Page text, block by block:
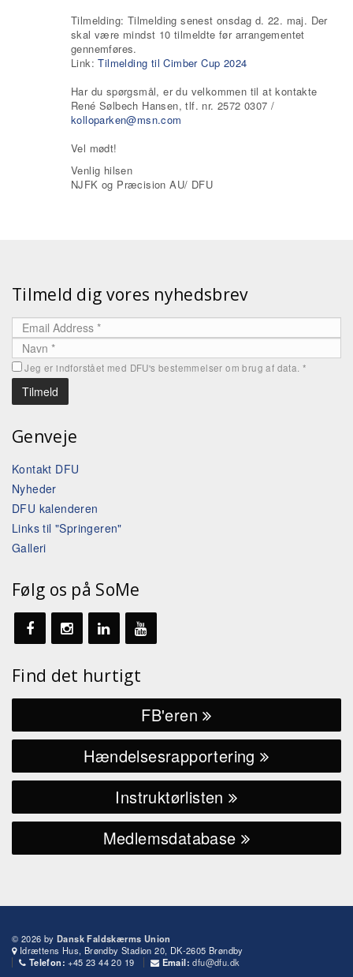
Tilmelding: Tilmelding senest onsdag d. 22. maj. Der
skal være mindst 10 tilmeldte før arrangementet
gennemføres.
Link:Tilmelding til Cimber Cup 2024
Har du spørgsmål, er du velkommen til at kontakte
René Sølbech Hansen, tlf. nr. 2572 0307 /
kolloparken@msn.com
Vel mødt!
Venlig hilsen
NJFK og Præcision AU/ DFU
Tilmeld dig vores nyhedsbrev
Jeg er indforstået med DFU's bestemmelser om brug af data.*
Genveje
Kontakt DFU
Nyheder
DFU kalenderen
Links til "Springeren"
Galleri
Følg os på SoMe
Find det hurtigt
FB'eren
Hændelsesrapportering
Instruktørlisten
Medlemsdatabase
© 2026 by Dansk Faldskærms Union
Idrættens Hus, Brøndby Stadion 20, DK-2605 Brøndby
Telefon: +45 23 44 20 19 Email: dfu@dfu.dk